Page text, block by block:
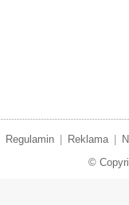
Regulamin Reklama
©